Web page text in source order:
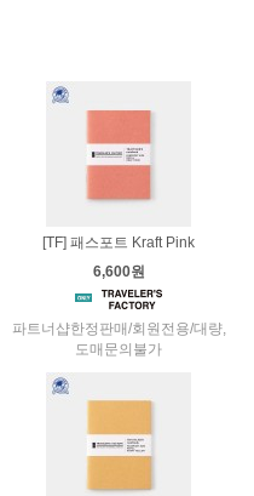
[TF] 패스포트 Kraft Pink
6,600원
파트너샵한정판매/회원전용/대량,
도매문의불가